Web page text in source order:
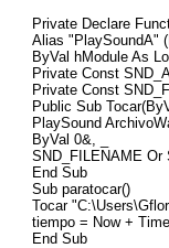
Private Declare
Alias "PlaySoundA"
ByVal hModule As
Private Const
Private Const
Public Sub
PlaySound
ByVal 0&, _
SND_FILENAME Or
End Sub
Sub paratocar()
Tocar
tiempo = Now +
End Sub